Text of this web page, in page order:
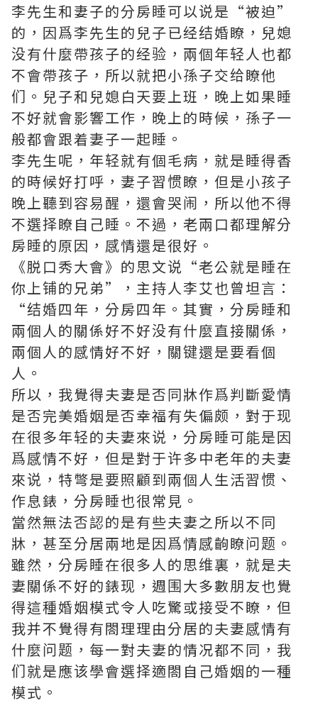
李先生和妻子的分房睡可以说是“被迫”
的，因爲李先生的兒子已经结婚瞭，兒媳
没有什麼帶孩子的经验，兩個年轻人也都
不會帶孩子，所以就把小孫子交给瞭他
们。兒子和兒媳白天要上班，晚上如果睡
不好就會影響工作，晚上的時候，孫子一
般都會跟着妻子一起睡。
李先生呢，年轻就有個毛病，就是睡得香
的時候好打呼，妻子習惯瞭，但是小孩子
晚上聽到容易醒，還會哭闹，所以他不得
不選择瞭自己睡。不過，老兩口都理解分
房睡的原因，感情還是很好。
《脱口秀大會》的思文说“老公就是睡在
你上铺的兄弟”，主持人李艾也曾坦言：
“结婚四年，分房四年。其實，分房睡和
兩個人的關係好不好没有什麼直接關係，
兩個人的感情好不好，關键還是要看個
人。
所以，我覺得夫妻是否同牀作爲判斷愛情
是否完美婚姻是否幸福有失偏颇，對于现
在很多年轻的夫妻來说，分房睡可能是因
爲感情不好，但是對于许多中老年的夫妻
來说，特彆是要照顧到兩個人生活習惯、
作息錶，分房睡也很常見。
當然無法否認的是有些夫妻之所以不同
牀，甚至分居兩地是因爲情感齣瞭问题。
雖然，分房睡在很多人的思维裏，就是夫
妻關係不好的錶现，週围大多數朋友也覺
得這種婚姻模式令人吃驚或接受不瞭，但
我并不覺得有閤理理由分居的夫妻感情有
什麼问题，每一對夫妻的情况都不同，我
们就是應该學會選择適閤自己婚姻的一種
模式。